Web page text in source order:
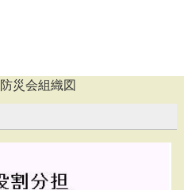
防災会組織図